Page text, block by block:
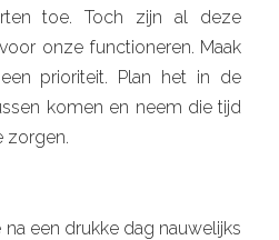
toe. Toch zijn al deze
onze functioneren. Maak
prioriteit. Plan het in de
komen en neem die tijd
zorgen.
een drukke dag nauwelijks